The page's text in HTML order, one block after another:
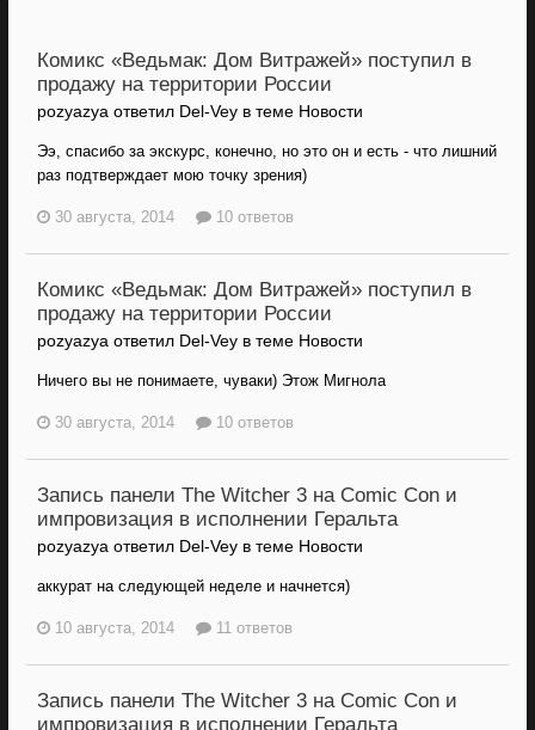
Комикс «Ведьмак: Дом Витражей» поступил в
продажу на территории России
pozyazya ответил Del-Vey в теме Новости
Ээ, спасибо за экскурс, конечно, но это он и есть - что лишний
раз подтверждает мою точку зрения)
30 августа, 2014 10 ответов
Комикс «Ведьмак: Дом Витражей» поступил в
продажу на территории России
pozyazya ответил Del-Vey в теме Новости
Ничего вы не понимаете, чуваки) Этож Мигнола
30 августа, 2014 10 ответов
Запись панели The Witcher 3 на Comic Con и
импровизация в исполнении Геральта
pozyazya ответил Del-Vey в теме Новости
аккурат на следующей неделе и начнется)
10 августа, 2014 11 ответов
Запись панели The Witcher 3 на Comic Con и
импровизация в исполнении Геральта